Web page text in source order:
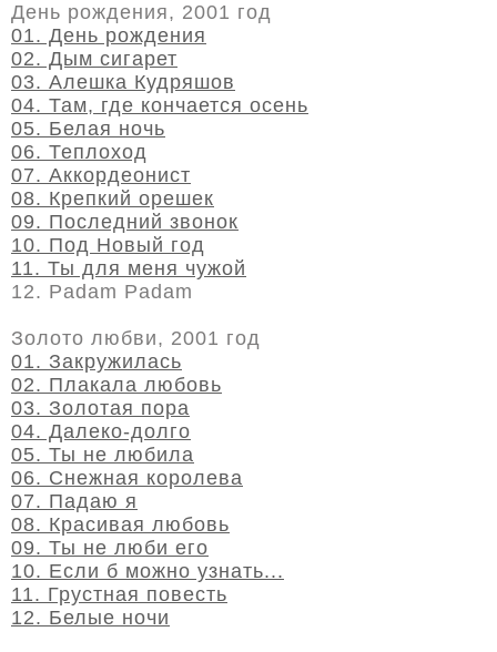
День рождения, 2001 год
01. День рождения
02. Дым сигарет
03. Алешка Кудряшов
04. Там, где кончается осень
05. Белая ночь
06. Теплоход
07. Аккордеонист
08. Крепкий орешек
09. Последний звонок
10. Под Новый год
11. Ты для меня чужой
12. Padam Padam
Золото любви, 2001 год
01. Закружилась
02. Плакала любовь
03. Золотая пора
04. Далеко-долго
05. Ты не любила
06. Снежная королева
07. Падаю я
08. Красивая любовь
09. Ты не люби его
10. Если б можно узнать...
11. Грустная повесть
12. Белые ночи